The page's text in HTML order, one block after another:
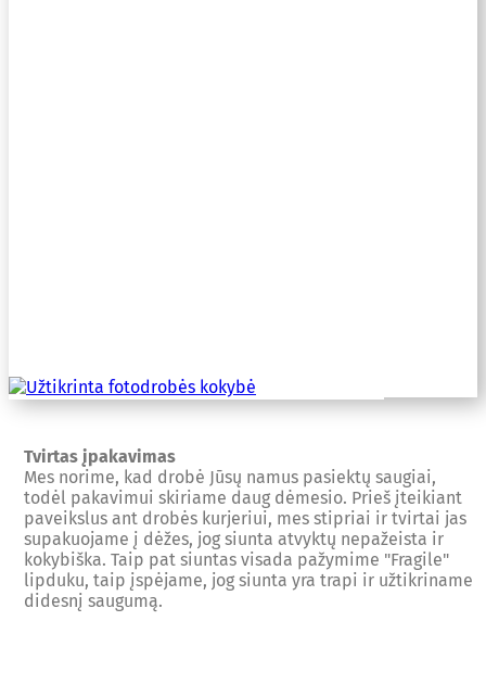
Tvirtas įpakavimas
Mes norime, kad drobė Jūsų namus pasiektų saugiai,
todėl pakavimui skiriame daug dėmesio. Prieš įteikiant
paveikslus ant drobės kurjeriui, mes stipriai ir tvirtai jas
supakuojame į dėžes, jog siunta atvyktų nepažeista ir
kokybiška. Taip pat siuntas visada pažymime "Fragile"
lipduku, taip įspėjame, jog siunta yra trapi ir užtikriname
didesnį saugumą.